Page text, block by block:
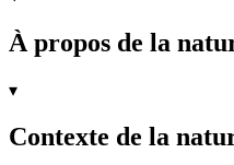
À propos de la
▾
Contexte de la